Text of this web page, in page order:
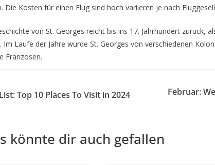
Die Kosten für einen Flug sind hoch variieren je nach
von St. Georges reicht bis ins 17. Jahrhundert zurück,
Im Laufe der Jahre wurde St. Georges von verschiedenen
Franzosen.
Top 10 Places To Visit in 2024
Februar:
könnte dir auch gefallen